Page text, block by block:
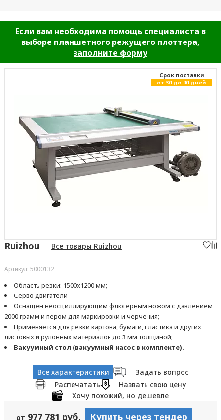
Если вам необходима помощь специалиста в
выборе планшетного режущего плоттера,
заполните форму
Cрок поставки
от 30 до 90 дней
Ruizhou Все товары Ruizhou
Артикул: 5000132
Область резки: 1500x1200 мм;
Серво двигатели
Оснащен неосциллирующим флюгерным ножом с давлением
2000 грамм и пером для маркировки и черчения;
Применяется для резки картона, бумаги, пластика и других
листовых и рулонных материалов до 3 мм толщиной;
Вакуумный стол (вакуумный насос в комплекте).
Все характеристики
Задать вопрос
Распечатать
Назвать свою цену
Хочу похожий, но дешевле
от 977 781 руб.
Купить через тендер